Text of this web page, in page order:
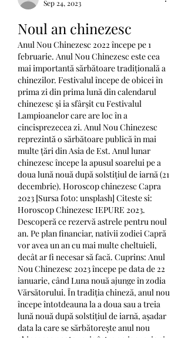
Sep 24, 2023
Noul an chinezesc
Anul Nou Chinezesc 2022 începe pe 1
februarie. Anul Nou Chinezesc este cea
mai importantă sărbătoare tradițională a
chinezilor. Festivalul începe de obicei în
prima zi din prima lună din calendarul
chinezesc și ia sfârșit cu Festivalul
Lampioanelor care are loc în a
cincisprezecea zi. Anul Nou Chinezesc
reprezintă o sărbătoare publică în mai
multe țări din Asia de Est. Anul lunar
chinezesc începe la apusul soarelui pe a
doua lună nouă după solstițiul de iarnă (21
decembrie). Horoscop chinezesc Capra
2023 [Sursa foto: unsplash] Citeste si:
Horoscop Chinezesc IEPURE 2023.
Descoperă ce rezervă astrele pentru noul
an. Pe plan financiar, nativii zodiei Capră
vor avea un an cu mai multe cheltuieli,
decât ar fi necesar să facă. Cuprins: Anul
Nou Chinezesc 2023 începe pe data de 22
ianuarie, când Luna nouă ajunge în zodia
Vărsătorului. În tradiția chineză, anul nou
începe întotdeauna la a doua sau a treia
lună nouă după solstițiul de iarnă, așadar
data la care se sărbătorește anul nou